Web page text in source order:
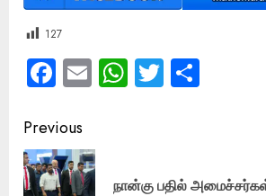
127
Facebook
EmailWhatsApp
Twitter
Post
navigation
Previous
நான்கு பதில்